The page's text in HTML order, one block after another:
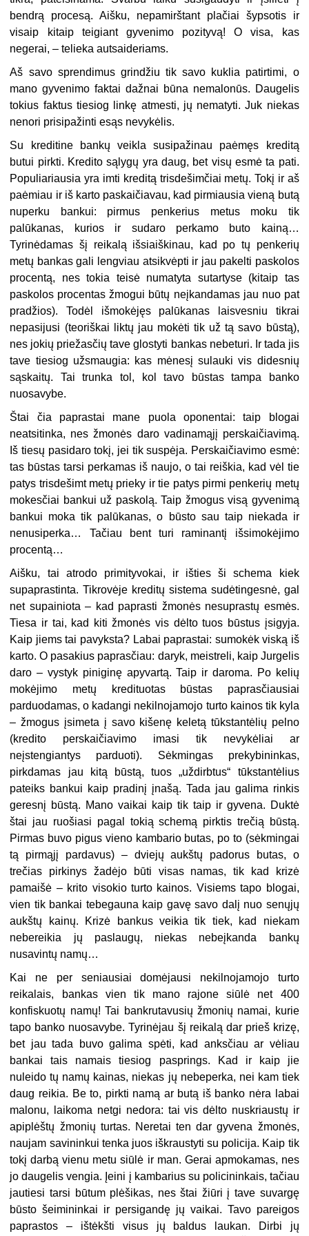
bendrą procesą. Aišku, nepamirštant plačiai šypsotis ir
visaip kitaip teigiant gyvenimo pozityvą! O visa, kas
negerai, – telieka autsaideriams.
Aš savo sprendimus grindžiu tik savo kuklia patirtimi, o
mano gyvenimo faktai dažnai būna nemalonūs. Daugelis
tokius faktus tiesiog linkę atmesti, jų nematyti. Juk niekas
nenori prisipažinti esąs nevykėlis.
Su kreditine bankų veikla susipažinau paėmęs kreditą
butui pirkti. Kredito sąlygų yra daug, bet visų esmė ta pati.
Populiariausia yra imti kreditą trisdešimčiai metų. Tokį ir aš
paėmiau ir iš karto paskaičiavau, kad pirmiausia vieną butą
nuperku bankui: pirmus penkerius metus moku tik
palūkanas, kurios ir sudaro perkamo buto kainą…
Tyrinėdamas šį reikalą išsiaiškinau, kad po tų penkerių
metų bankas gali lengviau atsikvėpti ir jau pakelti paskolos
procentą, nes tokia teisė numatyta sutartyse (kitaip tas
paskolos procentas žmogui būtų neįkandamas jau nuo pat
pradžios). Todėl išmokėjęs palūkanas laisvesniu tikrai
nepasijusi (teoriškai liktų jau mokėti tik už tą savo būstą),
nes jokių priežasčių tave glostyti bankas nebeturi. Ir tada jis
tave tiesiog užsmaugia: kas mėnesį sulauki vis didesnių
sąskaitų. Tai trunka tol, kol tavo būstas tampa banko
nuosavybe.
Štai čia paprastai mane puola oponentai: taip blogai
neatsitinka, nes žmonės daro vadinamąjį perskaičiavimą.
Iš tiesų pasidaro tokį, jei tik suspėja. Perskaičiavimo esmė:
tas būstas tarsi perkamas iš naujo, o tai reiškia, kad vėl tie
patys trisdešimt metų prieky ir tie patys pirmi penkerių metų
mokesčiai bankui už paskolą. Taip žmogus visą gyvenimą
bankui moka tik palūkanas, o būsto sau taip niekada ir
nenusiperka… Tačiau bent turi raminantį išsimokėjimo
procentą…
Aišku, tai atrodo primityvokai, ir išties ši schema kiek
supaprastinta. Tikrovėje kreditų sistema sudėtingesnė, gal
net supainiota – kad paprasti žmonės nesuprastų esmės.
Tiesa ir tai, kad kiti žmonės vis dėlto tuos būstus įsigyja.
Kaip jiems tai pavyksta? Labai paprastai: sumokėk viską iš
karto. O pasakius paprasčiau: daryk, meistreli, kaip Jurgelis
daro – vystyk piniginę apyvartą. Taip ir daroma. Po kelių
mokėjimo metų kredituotas būstas paprasčiausiai
parduodamas, o kadangi nekilnojamojo turto kainos tik kyla
– žmogus įsimeta į savo kišenę keletą tūkstantėlių pelno
(kredito perskaičiavimo imasi tik nevykėliai ar
neįstengiantys parduoti). Sėkmingas prekybininkas,
pirkdamas jau kitą būstą, tuos „uždirbtus“ tūkstantėlius
pateiks bankui kaip pradinį įnašą. Tada jau galima rinkis
geresnį būstą. Mano vaikai kaip tik taip ir gyvena. Duktė
štai jau ruošiasi pagal tokią schemą pirktis trečią būstą.
Pirmas buvo pigus vieno kambario butas, po to (sėkmingai
tą pirmąjį pardavus) – dviejų aukštų padorus butas, o
trečias pirkinys žadėjo būti visas namas, tik kad krizė
pamaišė – krito visokio turto kainos. Visiems tapo blogai,
vien tik bankai tebegauna kaip gavę savo dalį nuo senųjų
aukštų kainų. Krizė bankus veikia tik tiek, kad niekam
nebereikia jų paslaugų, niekas nebeįkanda bankų
nusavintų namų…
Kai ne per seniausiai domėjausi nekilnojamojo turto
reikalais, bankas vien tik mano rajone siūlė net 400
konfiskuotų namų! Tai bankrutavusių žmonių namai, kurie
tapo banko nuosavybe. Tyrinėjau šį reikalą dar prieš krizę,
bet jau tada buvo galima spėti, kad anksčiau ar vėliau
bankai tais namais tiesiog pasprings. Kad ir kaip jie
nuleido tų namų kainas, niekas jų nebeperka, nei kam tiek
daug reikia. Be to, pirkti namą ar butą iš banko nėra labai
malonu, laikoma netgi nedora: tai vis dėlto nuskriaustų ir
apiplėštų žmonių turtas. Neretai ten dar gyvena žmonės,
naujam savininkui tenka juos iškraustyti su policija. Kaip tik
tokį darbą vienu metu siūlė ir man. Gerai apmokamas, nes
jo daugelis vengia. Įeini į kambarius su policininkais, tačiau
jautiesi tarsi būtum plėšikas, nes štai žiūri į tave suvargę
būsto šeimininkai ir persigandę jų vaikai. Tavo pareigos
paprastos – ištėkšti visus jų baldus laukan. Dirbi jų